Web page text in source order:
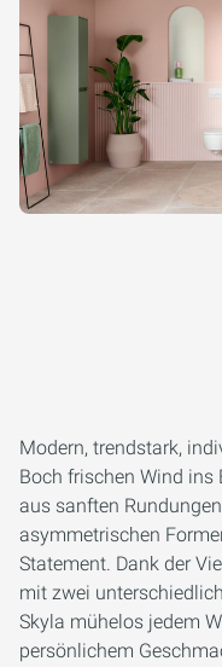
Modern, trendstark,
Boch frischen Wind ins
aus sanften
asymmetrischen
Statement. Dank der
mit zwei
Skyla mühelos jedem
persönlichem